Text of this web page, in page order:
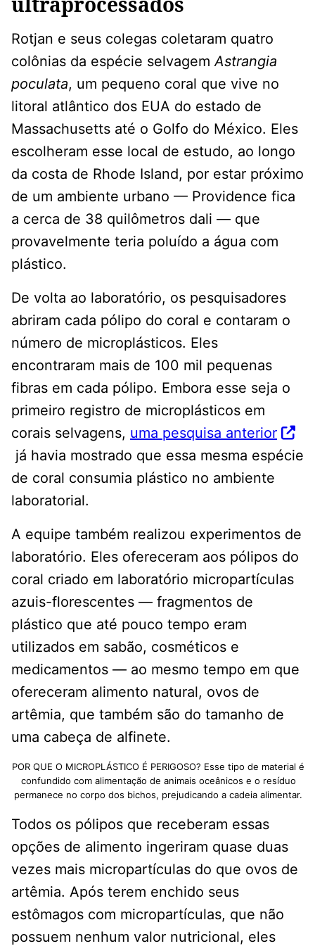
Rotjan e seus colegas coletaram quatro
colônias da espécie selvagem Astrangia
poculata, um pequeno coral que vive no
litoral atlântico dos EUA do estado de
Massachusetts até o Golfo do México. Eles
escolheram esse local de estudo, ao longo
da costa de Rhode Island, por estar próximo
de um ambiente urbano — Providence fica
a cerca de 38 quilômetros dali — que
provavelmente teria poluído a água com
plástico.
De volta ao laboratório, os pesquisadores
abriram cada pólipo do coral e contaram o
número de microplásticos. Eles
encontraram mais de 100 mil pequenas
fibras em cada pólipo. Embora esse seja o
primeiro registro de microplásticos em
corais selvagens, uma pesquisa anterior
já havia mostrado que essa mesma espécie
de coral consumia plástico no ambiente
laboratorial.
A equipe também realizou experimentos de
laboratório. Eles ofereceram aos pólipos do
coral criado em laboratório micropartículas
azuis-florescentes — fragmentos de
plástico que até pouco tempo eram
utilizados em sabão, cosméticos e
medicamentos — ao mesmo tempo em que
ofereceram alimento natural, ovos de
artêmia, que também são do tamanho de
uma cabeça de alfinete.
POR QUE O MICROPLÁSTICO É PERIGOSO? Esse tipo de material é
confundido com alimentação de animais oceânicos e o resíduo
permanece no corpo dos bichos, prejudicando a cadeia alimentar.
Todos os pólipos que receberam essas
opções de alimento ingeriram quase duas
vezes mais micropartículas do que ovos de
artêmia. Após terem enchido seus
estômagos com micropartículas, que não
possuem nenhum valor nutricional, eles